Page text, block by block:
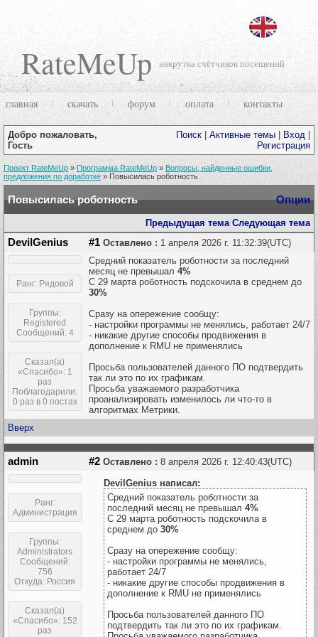
RateMeUp накрутка счётчиков посещений
главная скачать форум оплата контакты
Добро пожаловать,
Гость
Поиск Активные темы Вход
Регистрация
Проект RateMeUp » Программа RateMeUp » Вопросы, найденные ошибки,
предложения по доработке » Повысилась роботность
Повысилась роботность Опции
Предыдущая тема Следующая тема
DevilGenius #1 Оставлено : 1 апреля 2026 г. 11:32:39(UTC)
Ранг: Рядовой
Группы:
Registered
Сообщений: 4
Сказал(а)
«Спасибо»: 1
раз
Поблагодарили:
0 раз в 0 постах
Средний показатель роботности за последний
месяц не превышал 4%
С 29 марта роботность подскочила в среднем до
30%
Сразу на опережение сообщу:
- настройки программы не менялись, работает 24/7
- никакие другие способы продвижения в
дополнение к RMU не применялись
Просьба пользователей данного ПО подтвердить
так ли это по их графикам.
Просьба уважаемого разработчика
проанализировать изменилось ли что-то в
алгоритмах Метрики.
Вверх
admin #2 Оставлено : 8 апреля 2026 г. 12:40:43(UTC)
Ранг:
Администрация
Группы:
Administrators
Сообщений:
756
Откуда: Россия
Сказал(а)
«Спасибо»: 152
раз
DevilGenius написал:
Средний показатель роботности за
последний месяц не превышал 4%
С 29 марта роботность подскочила в
среднем до 30%
Сразу на опережение сообщу:
- настройки программы не менялись,
работает 24/7
- никакие другие способы продвижения в
дополнение к RMU не применялись
Просьба пользователей данного ПО
подтвердить так ли это по их графикам.